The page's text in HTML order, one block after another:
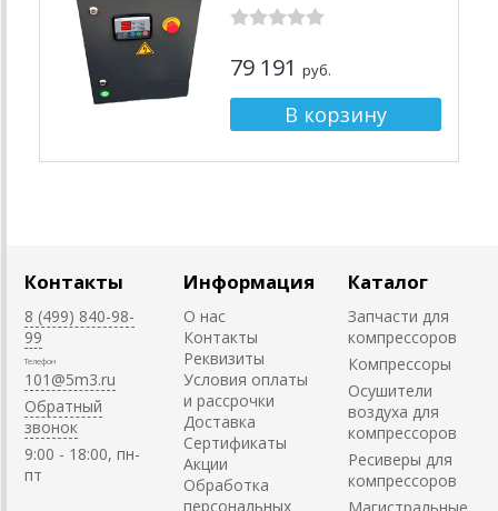
79 191 руб.
Контакты
8 (499) 840-98-
99
Телефон
101@5m3.ru
Обратный
звонок
9:00 - 18:00, пн-
пт
Информация
О нас
Контакты
Реквизиты
Условия оплаты
и рассрочки
Доставка
Сертификаты
Акции
Обработка
персональных
Каталог
Запчасти для
компрессоров
Компрессоры
Осушители
воздуха для
компрессоров
Ресиверы для
компрессоров